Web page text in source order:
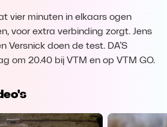
vier minuten in elkaars ogen
voor extra verbinding zorgt. Jens
Versnick doen de test. DA’S
om 20.40 bij VTM en op VTM GO.